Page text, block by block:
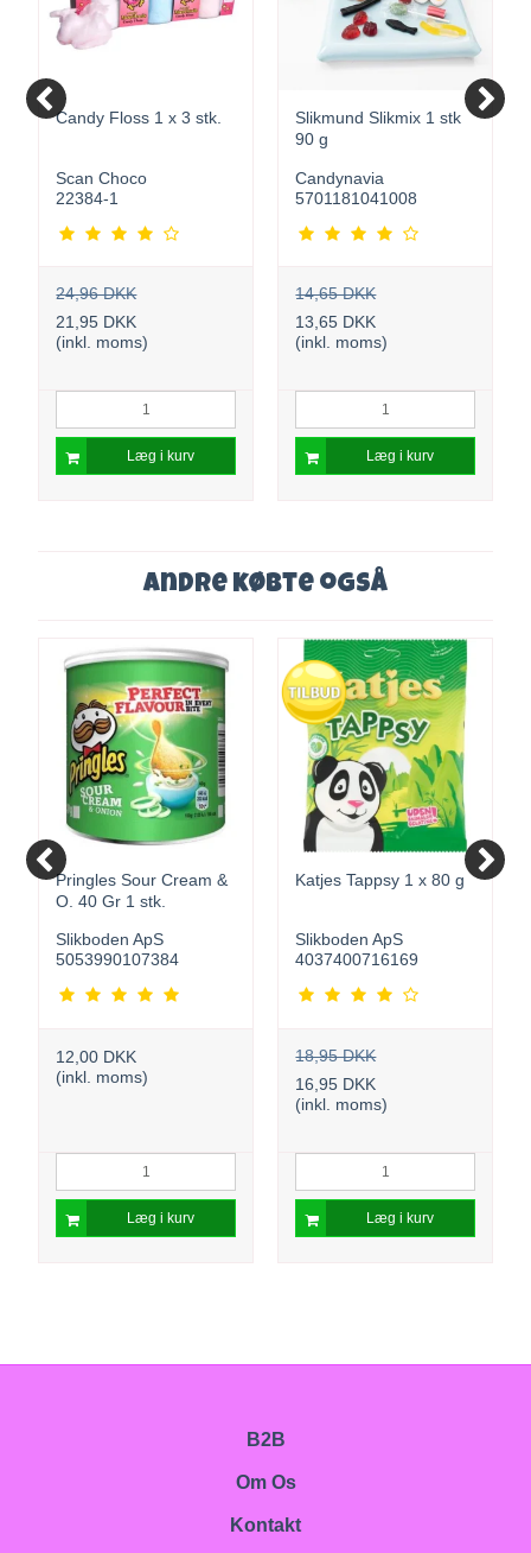
Candy Floss 1 x 3 stk.
Scan Choco
22384-1
24,96 DKK
21,95 DKK
(inkl. moms)
Læg i kurv
Slikmund Slikmix 1 stk
90 g
Candynavia
5701181041008
14,65 DKK
13,65 DKK
(inkl. moms)
Læg i kurv
Andre købte også
Pringles Sour Cream &
O. 40 Gr 1 stk.
Slikboden ApS
5053990107384
12,00 DKK
(inkl. moms)
Læg i kurv
Katjes Tappsy 1 x 80 g
Slikboden ApS
4037400716169
18,95 DKK
16,95 DKK
(inkl. moms)
Læg i kurv
B2B
Om Os
Kontakt